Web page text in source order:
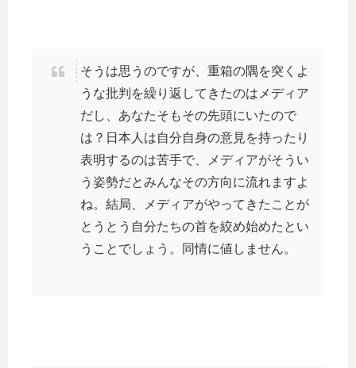
そうは思うのですが、重箱の隅を突くよ
うな批判を繰り返してきたのはメディア
だし、あなたそもその先頭にいたので
は？日本人は自分自身の意見を持ったり
表明するのは苦手で、メディアがそうい
う姿勢だとみんなその方向に流れますよ
ね。結局、メディアがやってきたことが
とうとう自分たちの首を絞め始めたとい
うことでしょう。同情に値しません。